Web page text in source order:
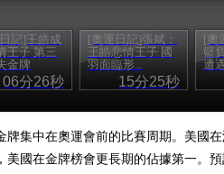
記]王皓成
王子 第三
金牌
06分26秒
[奧運日記]張斌：
王皓悲情王子 國
羽面臨形...
15分25秒
[奧
籃
遭
牌集中在奧運會前的比賽周期。美國
國在金牌榜會更長期的佔據第一。